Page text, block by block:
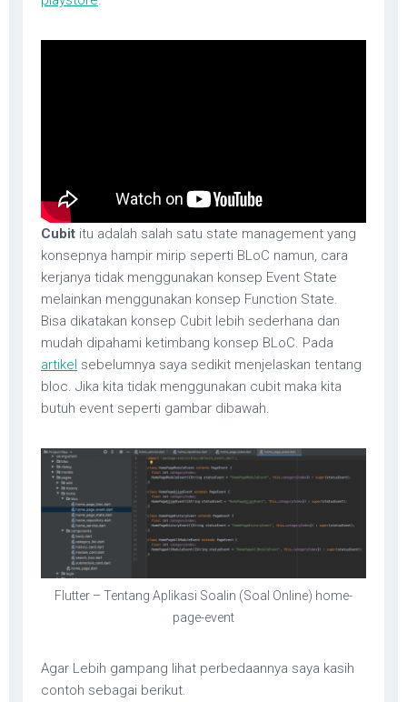
Cubit itu adalah salah satu state management yang
konsepnya hampir mirip seperti BLoC namun, cara
kerjanya tidak menggunakan konsep Event State
melainkan menggunakan konsep Function State.
Bisa dikatakan konsep Cubit lebih sederhana dan
mudah dipahami ketimbang konsep BLoC. Pada
artikel sebelumnya saya sedikit menjelaskan tentang
bloc. Jika kita tidak menggunakan cubit maka kita
butuh event seperti gambar dibawah.
Flutter – Tentang Aplikasi Soalin (Soal Online) home-
page-event
Agar Lebih gampang lihat perbedaannya saya kasih
contoh sebagai berikut.